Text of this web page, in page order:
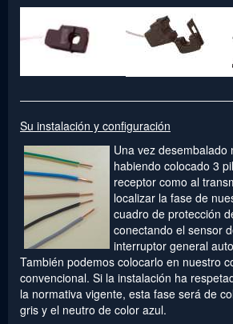
Su instalación y configuración
Una vez desembalado
habiendo colocado 3
receptor como al
localizar la fase de
cuadro de protección
conectando el sensor
interruptor general
También podemos colocarlo en nuestro
convencional. Si la instalación ha
la normativa vigente, esta fase será de
gris y el neutro de color azul.